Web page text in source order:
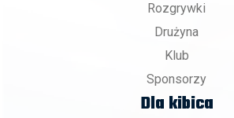
Rozgrywki
Drużyna
Klub
Sponsorzy
Dla kibica